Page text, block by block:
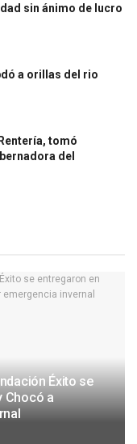
sin ánimo de lucro
a orillas del rio
tomó
del
Éxito se
Chocó a